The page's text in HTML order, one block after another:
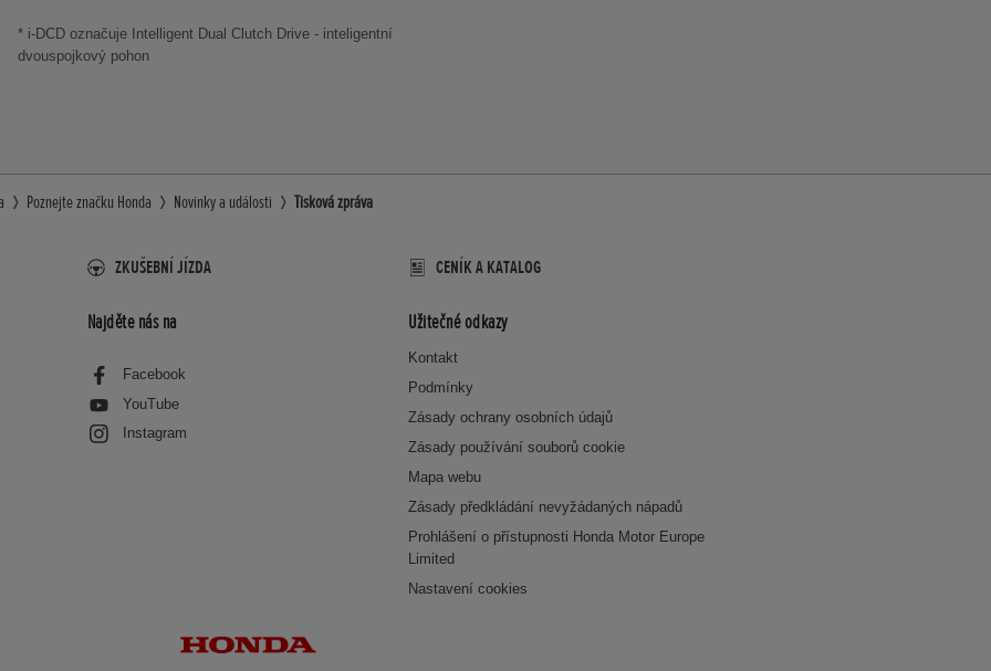
* i-DCD označuje Intelligent Dual Clutch Drive - inteligentní
dvouspojkový pohon
Poznejte značku Honda Novinky a události Tisková zpráva
ZKUŠEBNÍ JÍZDA CENÍK A KATALOG
Najděte nás na
Facebook
YouTube
Instagram
Užitečné odkazy
Kontakt
Podmínky
Zásady ochrany osobních údajů
Zásady používání souborů cookie
Mapa webu
Zásady předkládání nevyžádaných nápadů
Prohlášení o přístupnosti Honda Motor Europe
Limited
Nastavení cookies